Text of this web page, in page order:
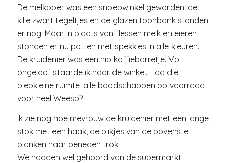
De melkboer was een snoepwinkel geworden: de
kille zwart tegeltjes en de glazen toonbank stonden
er nog. Maar in plaats van flessen melk en eieren,
stonden er nu potten met spekkies in alle kleuren.
De kruidenier was een hip koffiebarretje. Vol
ongeloof staarde ik naar de winkel. Had die
piepkleine ruimte, alle boodschappen op voorraad
voor heel Weesp?
Ik zie nog hoe mevrouw de kruidenier met een lange
stok met een haak, de blikjes van de bovenste
planken naar beneden trok.
We hadden wel gehoord van de supermarkt: